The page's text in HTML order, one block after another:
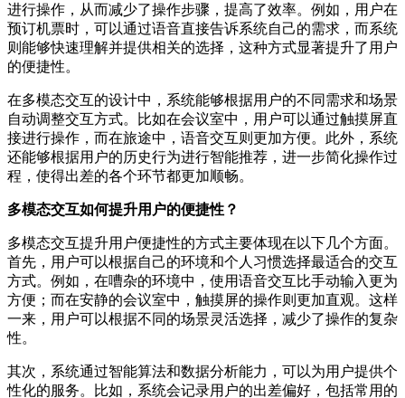
进行操作，从而减少了操作步骤，提高了效率。例如，用户在
预订机票时，可以通过语音直接告诉系统自己的需求，而系统
则能够快速理解并提供相关的选择，这种方式显著提升了用户
的便捷性。
在多模态交互的设计中，系统能够根据用户的不同需求和场景
自动调整交互方式。比如在会议室中，用户可以通过触摸屏直
接进行操作，而在旅途中，语音交互则更加方便。此外，系统
还能够根据用户的历史行为进行智能推荐，进一步简化操作过
程，使得出差的各个环节都更加顺畅。
多模态交互如何提升用户的便捷性？
多模态交互提升用户便捷性的方式主要体现在以下几个方面。
首先，用户可以根据自己的环境和个人习惯选择最适合的交互
方式。例如，在嘈杂的环境中，使用语音交互比手动输入更为
方便；而在安静的会议室中，触摸屏的操作则更加直观。这样
一来，用户可以根据不同的场景灵活选择，减少了操作的复杂
性。
其次，系统通过智能算法和数据分析能力，可以为用户提供个
性化的服务。比如，系统会记录用户的出差偏好，包括常用的